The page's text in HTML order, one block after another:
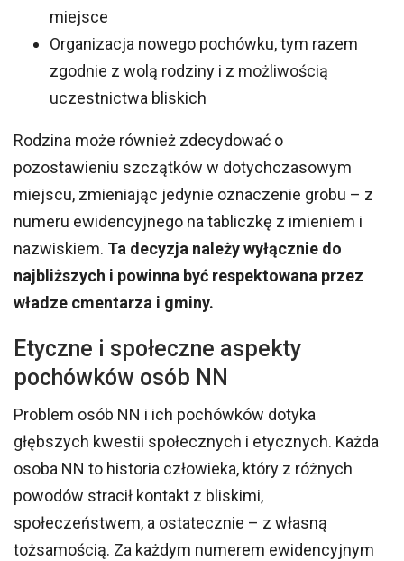
miejsce
Organizacja nowego pochówku, tym razem
zgodnie z wolą rodziny i z możliwością
uczestnictwa bliskich
Rodzina może również zdecydować o
pozostawieniu szczątków w dotychczasowym
miejscu, zmieniając jedynie oznaczenie grobu – z
numeru ewidencyjnego na tabliczkę z imieniem i
nazwiskiem. Ta decyzja należy wyłącznie do
najbliższych i powinna być respektowana przez
władze cmentarza i gminy.
Etyczne i społeczne aspekty
pochówków osób NN
Problem osób NN i ich pochówków dotyka
głębszych kwestii społecznych i etycznych. Każda
osoba NN to historia człowieka, który z różnych
powodów stracił kontakt z bliskimi,
społeczeństwem, a ostatecznie – z własną
tożsamością. Za każdym numerem ewidencyjnym